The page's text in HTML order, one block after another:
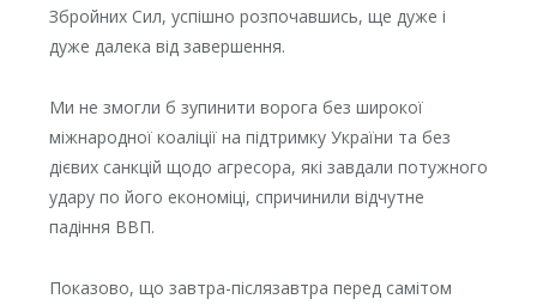
Збройних Сил, успішно розпочавшись, ще дуже і
дуже далека від завершення.
Ми не змогли б зупинити ворога без широкої
міжнародної коаліції на підтримку України та без
дієвих санкцій щодо агресора, які завдали потужного
удару по його економіці, спричинили відчутне
падіння ВВП.
Показово, що завтра-післязавтра перед самітом